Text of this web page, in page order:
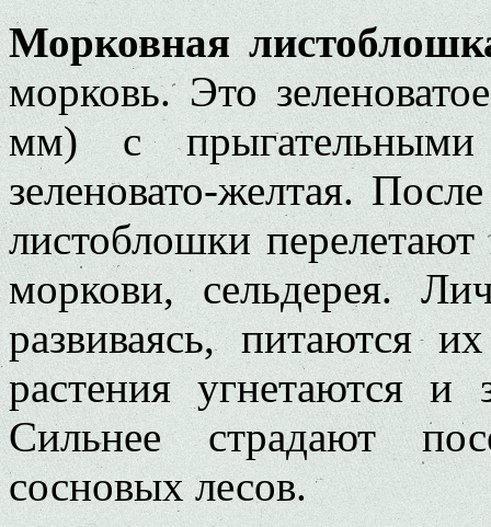
Морковная
морковь. Это
мм) с
зеленовато-желтая.
листоблошки
моркови, сельдерея.
развиваясь, питаются
растения угнетаются и
Сильнее страдают
сосновых лесов.